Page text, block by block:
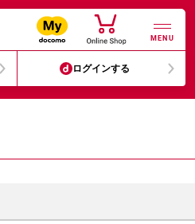
MENU
ログインする